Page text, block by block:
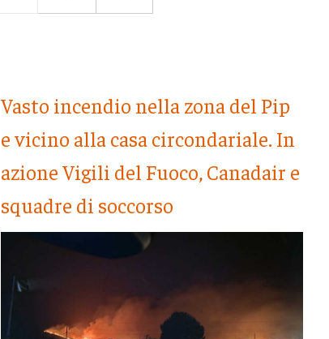
Vasto incendio nella zona del Pip
e vicino alla casa circondariale. In
azione Vigili del Fuoco, Canadair e
squadre di soccorso